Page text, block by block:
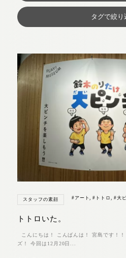
スタッフの素顔 #アート,#トトロ , #大
トトロいた。
こんにちは！ こんばんは！ 宮島です！
ズ！ 今回は12月20日...